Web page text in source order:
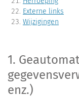
Externe links
Wijzigingen
1.
enz.)